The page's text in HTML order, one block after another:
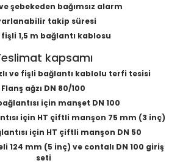
şebekeden bağımsız alarm
takip süresi
fişli 1,5 m bağlantı kablosu
kapsamı
ve fişli bağlantı kablolu terfi tesisi
Flanş ağzı DN 80/100
için manşet DN 100
için HT çiftli manşon 75 mm (3 inç)
için HT çiftli manşon DN 50
124 mm (5 inç) ve contalı DN 100 giriş
seti